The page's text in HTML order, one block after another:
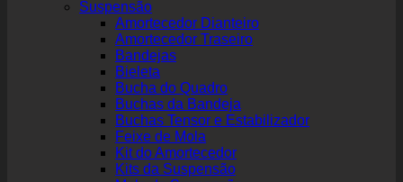
Suspensão
Amortecedor Dianteiro
Amortecedor Traseiro
Bandejas
Bieleta
Bucha do Quadro
Buchas da Bandeja
Buchas Tensor e Estabilizador
Feixe de Mola
Kit do Amortecedor
Kits da Suspensão